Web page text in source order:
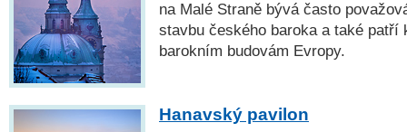
na Malé Straně bývá často
stavbu českého baroka a také patří
barokním budovám Evropy.
Hanavský pavilon